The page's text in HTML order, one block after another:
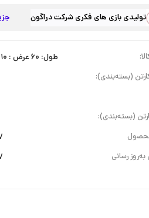
تولیدی بازی های فکری شرکت دراگون
طول: 60 عرض : 210 ارتفاع:210
(بسته‌بندی):
(بسته‌بندی):
رسانی